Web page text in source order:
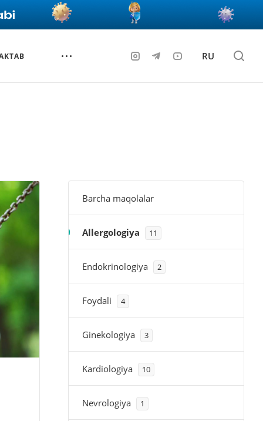
RU
Barcha maqolalar
Allergologiya 11
Endokrinologiya 2
Foydali 4
Ginekologiya 3
Kardiologiya 10
Nevrologiya 1